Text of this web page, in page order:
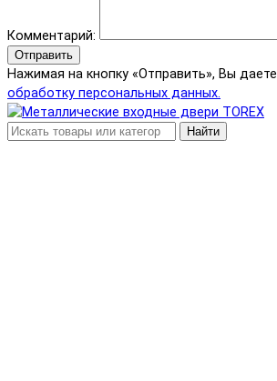
Комментарий:
Отправить
Нажимая на кнопку «Отправить», Вы даете
обработку персональных данных.
Найти